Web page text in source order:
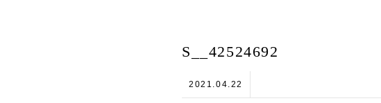
S__42524692
2021.04.22